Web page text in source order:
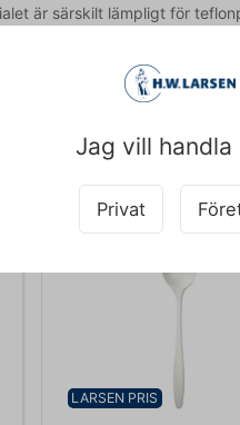
Jag vill handla
Privat
är särskilt lämpligt för
och därför reserverar vi oss
Köpt
LARSEN PRIS